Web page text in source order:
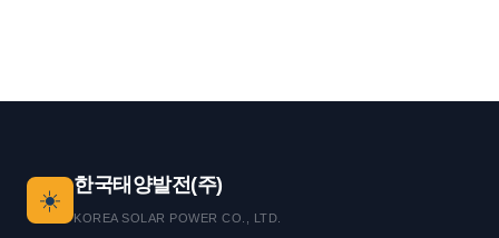
☀️
한국태양발전(주)
KOREA SOLAR POWER CO., LTD.